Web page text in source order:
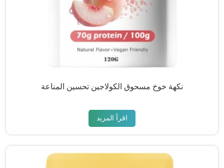
نكهة خوخ مسحوق الكولاجين تحسين المناعة
اقرأ المزيد